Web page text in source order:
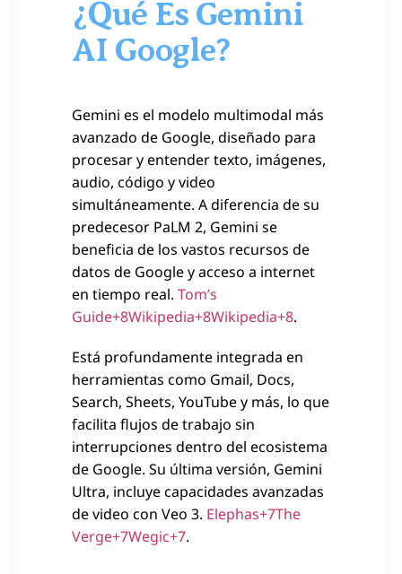
¿Qué Es Gemini
AI Google?
Gemini es el modelo multimodal más
avanzado de Google, diseñado para
procesar y entender texto, imágenes,
audio, código y video
simultáneamente. A diferencia de su
predecesor PaLM 2, Gemini se
beneficia de los vastos recursos de
datos de Google y acceso a internet
en tiempo real. Tom’s
Guide+8Wikipedia+8Wikipedia+8.
Está profundamente integrada en
herramientas como Gmail, Docs,
Search, Sheets, YouTube y más, lo que
facilita flujos de trabajo sin
interrupciones dentro del ecosistema
de Google. Su última versión, Gemini
Ultra, incluye capacidades avanzadas
de video con Veo 3. Elephas+7The
Verge+7Wegic+7.